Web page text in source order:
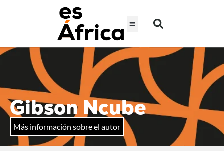
Gibson Ncube
Más información sobre el autor